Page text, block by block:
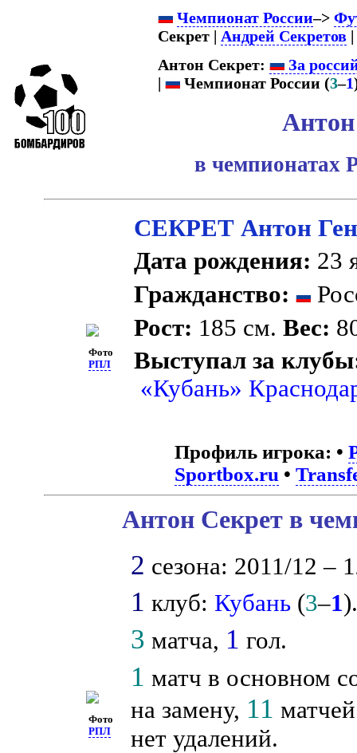
Чемпионат России–>
Секрет | Андрей Секретов
Антон Секрет:
За
|
Чемпионат России (3–1
в чемпионатах
Фото
РПЛ
СЕКРЕТ Антон
Дата рождения: 23
Гражданство:
Рост: 185 см.Вес:
Выступал за
«Кубань»
Профиль игрока: •
Sportbox.ru •
Фото
РПЛ
Антон Секрет в
2 сезона: 2011/12 –
1 клуб: Кубань (3–1
3 матча, 1 гол.
1 матч в основном
на замену, 11
нет удалений.